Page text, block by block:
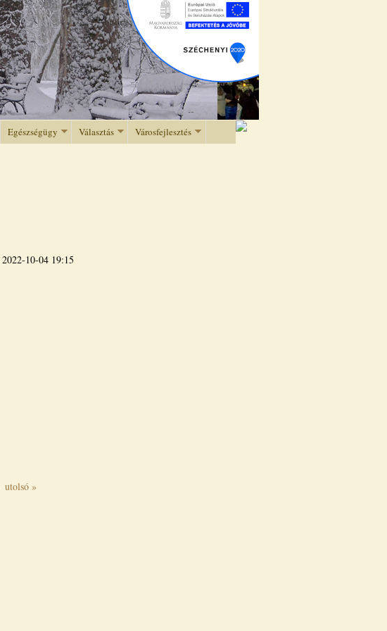
Egészségügy Választás Városfejlesztés
2022-10-04 19:15
utolsó »